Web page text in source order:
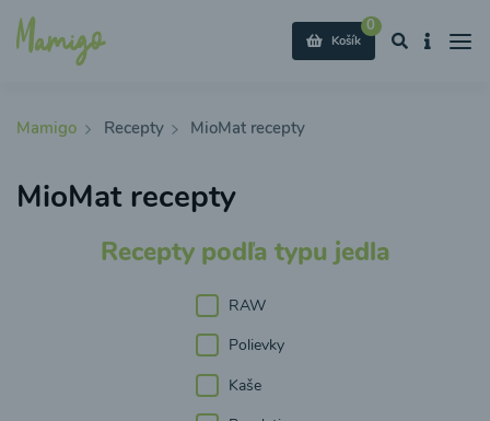
0
Košík
Mamigo Recepty MioMat recepty
MioMat recepty
Recepty podľa typu jedla
RAW
Polievky
Kaše